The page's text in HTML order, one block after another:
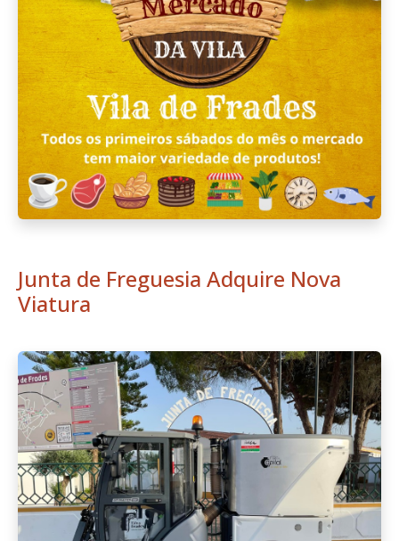
Junta de Freguesia Adquire Nova
Viatura